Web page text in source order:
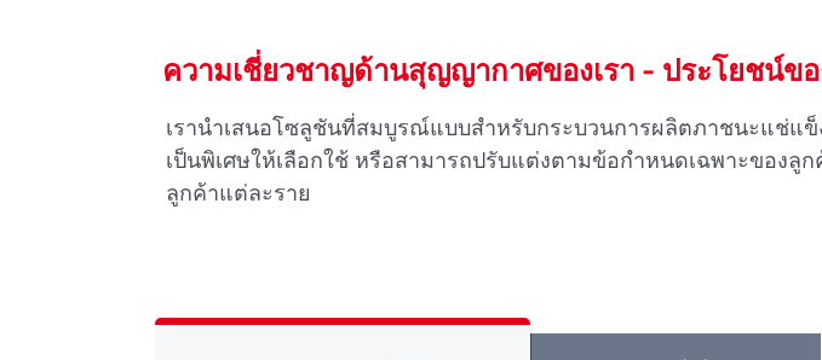
ความเชี่ยวชาญด้านสุญญากาศของเรา - ประโยชน์ข
เรานําเสนอโซลูชันที่สมบูรณ์แบบสําหรับกระบวนการผลิตภาชนะแช่แ
เป็นพิเศษให้เลือกใช้ หรือสามารถปรับแต่งตามข้อกําหนดเฉพาะของ
ลูกค้าแต่ละราย